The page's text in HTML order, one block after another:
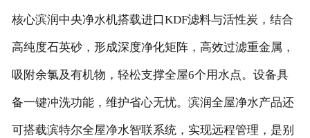
核心滨润中央净水机搭载进口KDF滤料与活性炭，结合
高纯度石英砂，形成深度净化矩阵，高效过滤重金属，
吸附余氯及有机物，轻松支撑全屋6个用水点。设备具
备一键冲洗功能，维护省心无忧。滨润全屋净水产品还
可搭载滨特尔全屋净水智联系统，实现远程管理，是别